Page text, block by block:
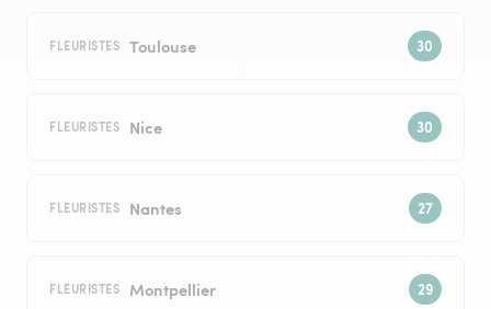
FLEURISTES Toulouse
FLEURISTES Nice
FLEURISTES Nantes
FLEURISTES Montpellier